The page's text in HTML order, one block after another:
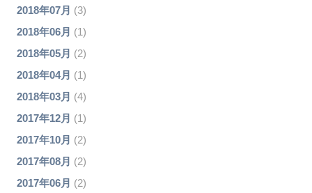
2018年07月 (3)
2018年06月 (1)
2018年05月 (2)
2018年04月 (1)
2018年03月 (4)
2017年12月 (1)
2017年10月 (2)
2017年08月 (2)
2017年06月 (2)